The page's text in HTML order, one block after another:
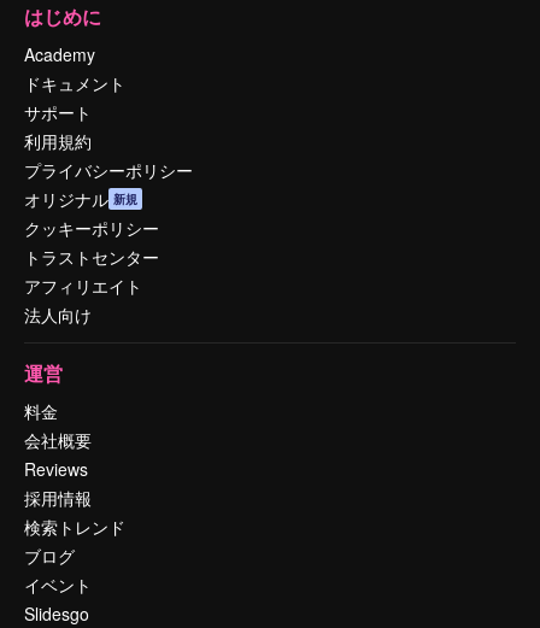
はじめに
Academy
ドキュメント
サポート
利用規約
プライバシーポリシー
オリジナル 新規
クッキーポリシー
トラストセンター
アフィリエイト
法人向け
運営
料金
会社概要
Reviews
採用情報
検索トレンド
ブログ
イベント
Slidesgo